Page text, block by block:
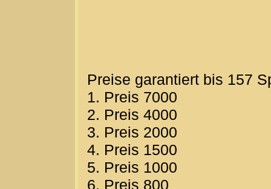
Preise garantiert bis 157
1. Preis 7000
2. Preis 4000
3. Preis 2000
4. Preis 1500
5. Preis 1000
6. Preis 800